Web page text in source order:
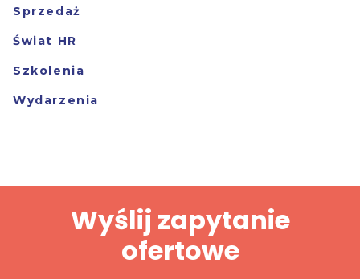
Sprzedaż
Świat HR
Szkolenia
Wydarzenia
Wyślij zapytanie
ofertowe